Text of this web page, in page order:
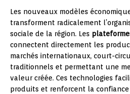
Les nouveaux modèles
transforment radicalement
sociale de la région. Les
connectent directement les
marchés internationaux, court-
traditionnels et permettant une
valeur créée. Ces technologies
produits et renforcent la confiance